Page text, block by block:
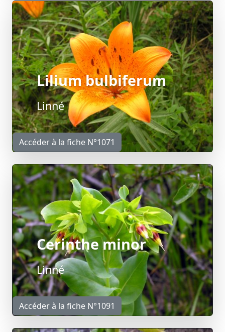
Lilium bulbiferum
Linné
Accéder à la fiche N°1071
Cerinthe minor
Linné
Accéder à la fiche N°1091